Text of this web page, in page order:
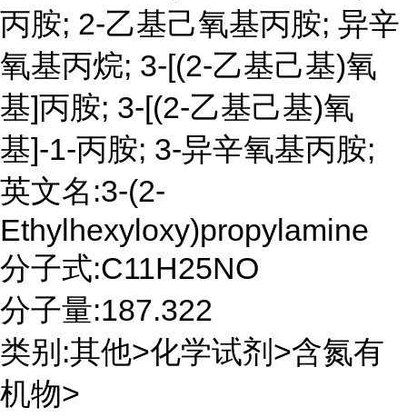
丙胺; 2-乙基己氧基丙胺; 异辛
氧基丙烷; 3-[(2-乙基己基)氧
基]丙胺; 3-[(2-乙基己基)氧
基]-1-丙胺; 3-异辛氧基丙胺;
英文名:3-(2-
Ethylhexyloxy)propylamine
分子式:C11H25NO
分子量:187.322
类别:其他>化学试剂>含氮有
机物>